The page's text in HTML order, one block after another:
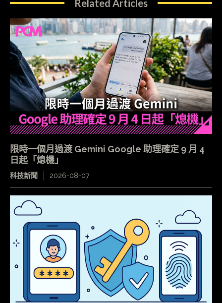
Related Articles
限時一個月過渡 Gemini Google 助理確定 9 月 4
日起「熄機」
科技新聞 2026-08-07